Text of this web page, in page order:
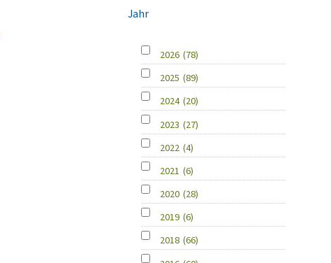
Jahr
2026 (78)
2025 (89)
2024 (20)
2023 (27)
2022 (4)
2021 (6)
2020 (28)
2019 (6)
2018 (66)